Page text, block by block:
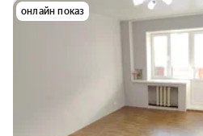
онлайн показ